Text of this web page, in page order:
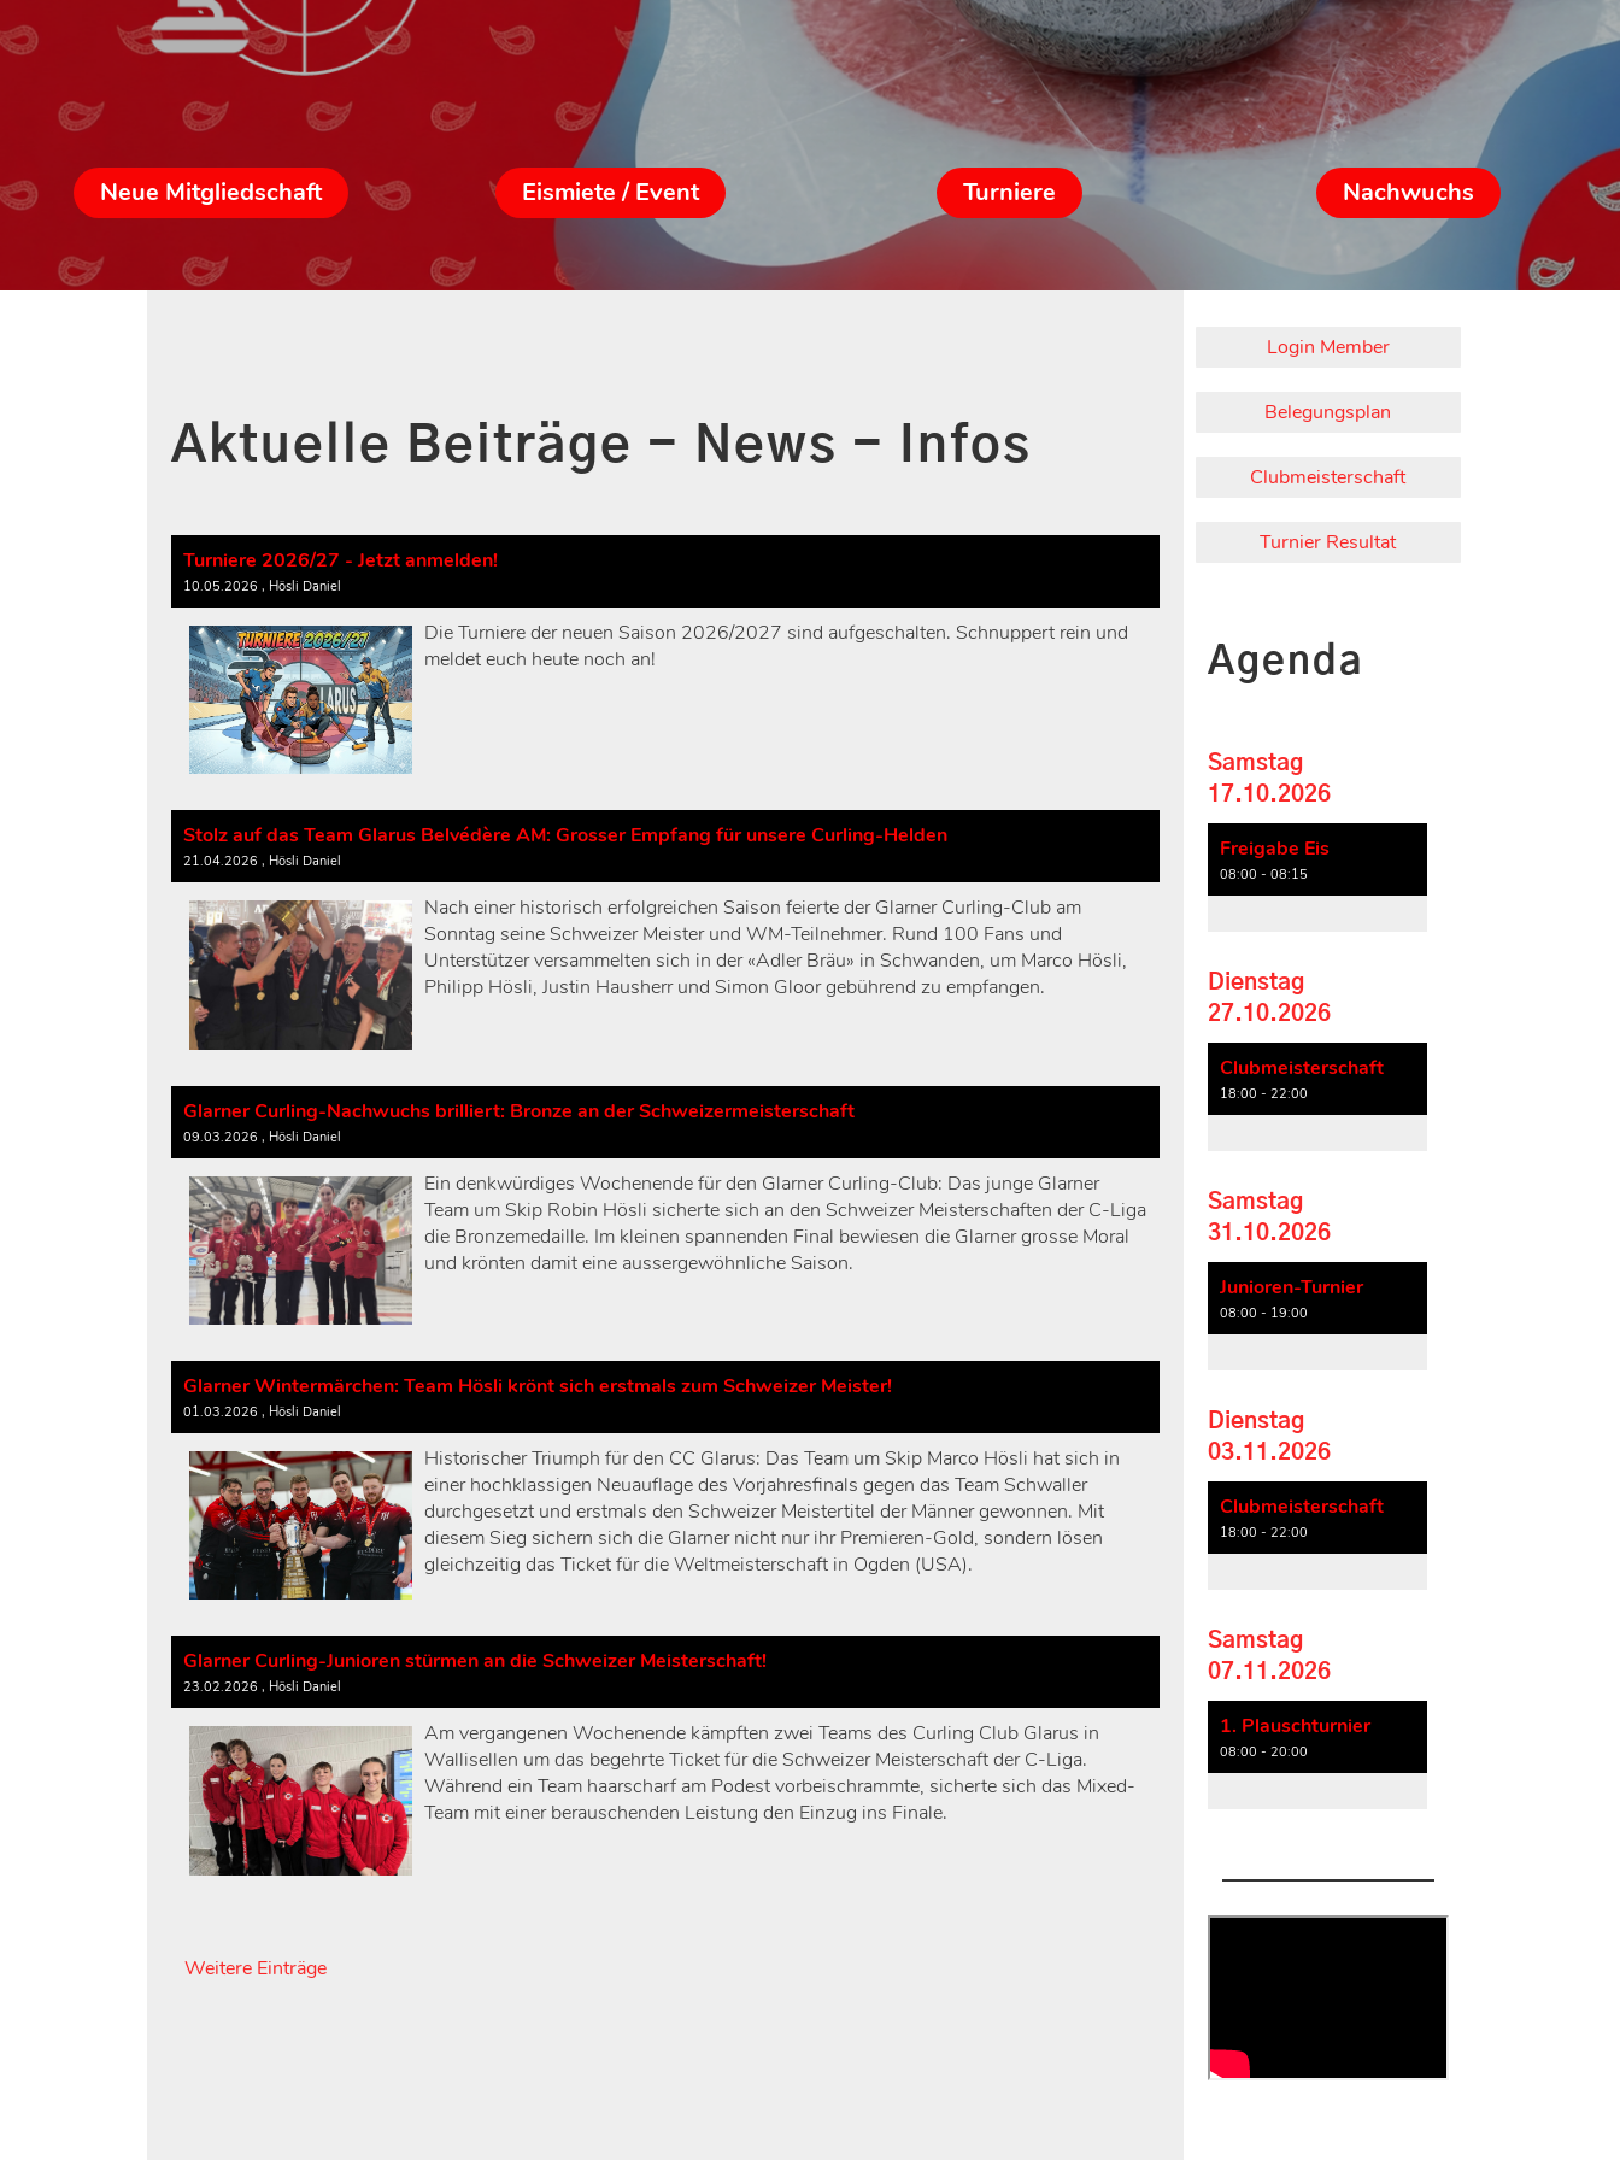
Neue Mitgliedschaft Eismiete / Event Turniere Nachwuchs
Aktuelle Beiträge - News - Infos
Turniere 2026/27 - Jetzt anmelden!
10.05.2026 , Hösli Daniel
Die Turniere der neuen Saison 2026/2027 sind aufgeschalten. Schnuppert rein und
meldet euch heute noch an!
Stolz auf das Team Glarus Belvédère AM: Grosser Empfang für unsere Curling-Helden
21.04.2026 , Hösli Daniel
Nach einer historisch erfolgreichen Saison feierte der Glarner Curling-Club am
Sonntag seine Schweizer Meister und WM-Teilnehmer. Rund 100 Fans und
Unterstützer versammelten sich in der «Adler Bräu» in Schwanden, um Marco Hösli,
Philipp Hösli, Justin Hausherr und Simon Gloor gebührend zu empfangen.
Glarner Curling-Nachwuchs brilliert: Bronze an der Schweizermeisterschaft
09.03.2026 , Hösli Daniel
Ein denkwürdiges Wochenende für den Glarner Curling-Club: Das junge Glarner
Team um Skip Robin Hösli sicherte sich an den Schweizer Meisterschaften der C-Liga
die Bronzemedaille. Im kleinen spannenden Final bewiesen die Glarner grosse Moral
und krönten damit eine aussergewöhnliche Saison.
Glarner Wintermärchen: Team Hösli krönt sich erstmals zum Schweizer Meister!
01.03.2026 , Hösli Daniel
Historischer Triumph für den CC Glarus: Das Team um Skip Marco Hösli hat sich in
einer hochklassigen Neuauflage des Vorjahresfinals gegen das Team Schwaller
durchgesetzt und erstmals den Schweizer Meistertitel der Männer gewonnen. Mit
diesem Sieg sichern sich die Glarner nicht nur ihr Premieren-Gold, sondern lösen
gleichzeitig das Ticket für die Weltmeisterschaft in Ogden (USA).
Glarner Curling-Junioren stürmen an die Schweizer Meisterschaft!
23.02.2026 , Hösli Daniel
Am vergangenen Wochenende kämpften zwei Teams des Curling Club Glarus in
Wallisellen um das begehrte Ticket für die Schweizer Meisterschaft der C-Liga.
Während ein Team haarscharf am Podest vorbeischrammte, sicherte sich das Mixed-
Team mit einer berauschenden Leistung den Einzug ins Finale.
Weitere Einträge
Login Member
Belegungsplan
Clubmeisterschaft
Turnier Resultat
Agenda
Samstag
17.10.2026
Freigabe Eis
08:00 - 08:15
Dienstag
27.10.2026
Clubmeisterschaft
18:00 - 22:00
Samstag
31.10.2026
Junioren-Turnier
08:00 - 19:00
Dienstag
03.11.2026
Clubmeisterschaft
18:00 - 22:00
Samstag
07.11.2026
1. Plauschturnier
08:00 - 20:00